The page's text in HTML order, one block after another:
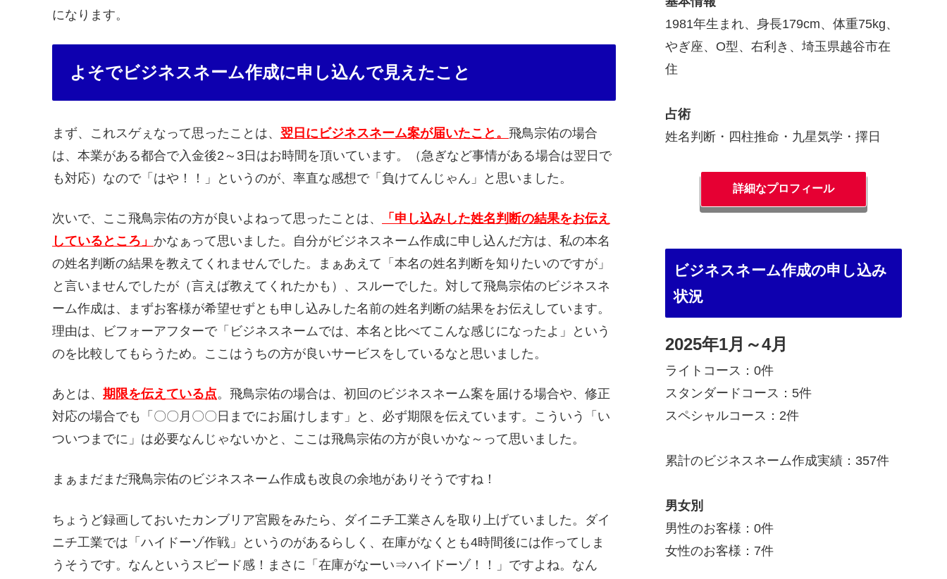
になります。
よそでビジネスネーム作成に申し込んで見えたこと
まず、これスゲぇなって思ったことは、 翌日にビジネスネーム案が届いたこと。 飛鳥宗佑の場合
は、本業がある都合で入金後2～3日はお時間を頂いています。（急ぎなど事情がある場合は翌日で
も対応）なので「はや！！」というのが、率直な感想で「負けてんじゃん」と思いました。
次いで、ここ飛鳥宗佑の方が良いよねって思ったことは、
「申し込みした姓名判断の結果をお伝え
しているところ」 かなぁって思いました。自分がビジネスネーム作成に申し込んだ方は、私の本名
の姓名判断の結果を教えてくれませんでした。まぁあえて「本名の姓名判断を知りたいのですが」
と言いませんでしたが（言えば教えてくれたかも）、スルーでした。対して飛鳥宗佑のビジネスネ
ーム作成は、まずお客様が希望せずとも申し込みした名前の姓名判断の結果をお伝えしています。
理由は、ビフォーアフターで「ビジネスネームでは、本名と比べてこんな感じになったよ」という
のを比較してもらうため。ここはうちの方が良いサービスをしているなと思いました。
あとは、 期限を伝えている点。飛鳥宗佑の場合は、初回のビジネスネーム案を届ける場合や、修正
対応の場合でも「〇〇月〇〇日までにお届けします」と、必ず期限を伝えています。こういう「い
ついつまでに」は必要なんじゃないかと、ここは飛鳥宗佑の方が良いかな～って思いました。
まぁまだまだ飛鳥宗佑のビジネスネーム作成も改良の余地がありそうですね！
ちょうど録画しておいたカンブリア宮殿をみたら、ダイニチ工業さんを取り上げていました。ダイ
ニチ工業では「ハイドーゾ作戦」というのがあるらしく、在庫がなくとも4時間後には作ってしま
うそうです。なんというスピード感！まさに「在庫がなーい⇒ハイドーゾ！！」ですよね。なん
1981年生まれ、身長179cm、体重75kg、
やぎ座、O型、右利き、埼玉県越谷市在
住
占術
姓名判断・四柱推命・九星気学・擇日
詳細なプロフィール
ビジネスネーム作成の申し込み
状況
2025年1月～4月
ライトコース：0件
スタンダードコース：5件
スペシャルコース：2件
累計のビジネスネーム作成実績：357件
男女別
男性のお客様：0件
女性のお客様：7件